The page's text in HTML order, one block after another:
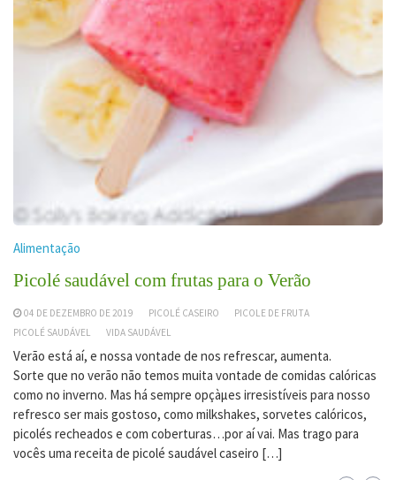
Alimentação
Picolé saudável com frutas para o Verão
04 DE DEZEMBRO DE 2019 PICOLÉ CASEIRO
PICOLE DE FRUTA
PICOLÉ SAUDÁVEL
VIDA SAUDÁVEL
Verão está aí, e nossa vontade de nos refrescar, aumenta.
Sorte que no verão não temos muita vontade de comidas calóricas
como no inverno. Mas há sempre opçàµes irresistíveis para nosso
refresco ser mais gostoso, como milkshakes, sorvetes calóricos,
picolés recheados e com coberturas…por aí vai. Mas trago para
vocês uma receita de picolé saudável caseiro […]